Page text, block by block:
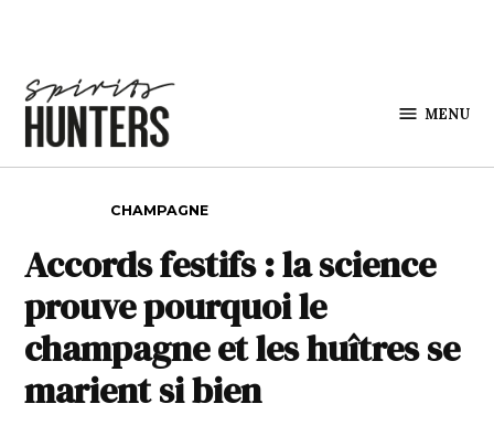
MENU
CHAMPAGNE
Accords festifs : la science
prouve pourquoi le
champagne et les huîtres se
marient si bien